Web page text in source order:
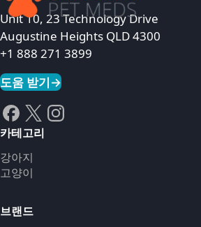
Unit 10, 23 Technology Drive
Augustine Heights QLD 4300
+1 888 271 3899
도움 받기→
카테고리
강아지
고양이
브랜드